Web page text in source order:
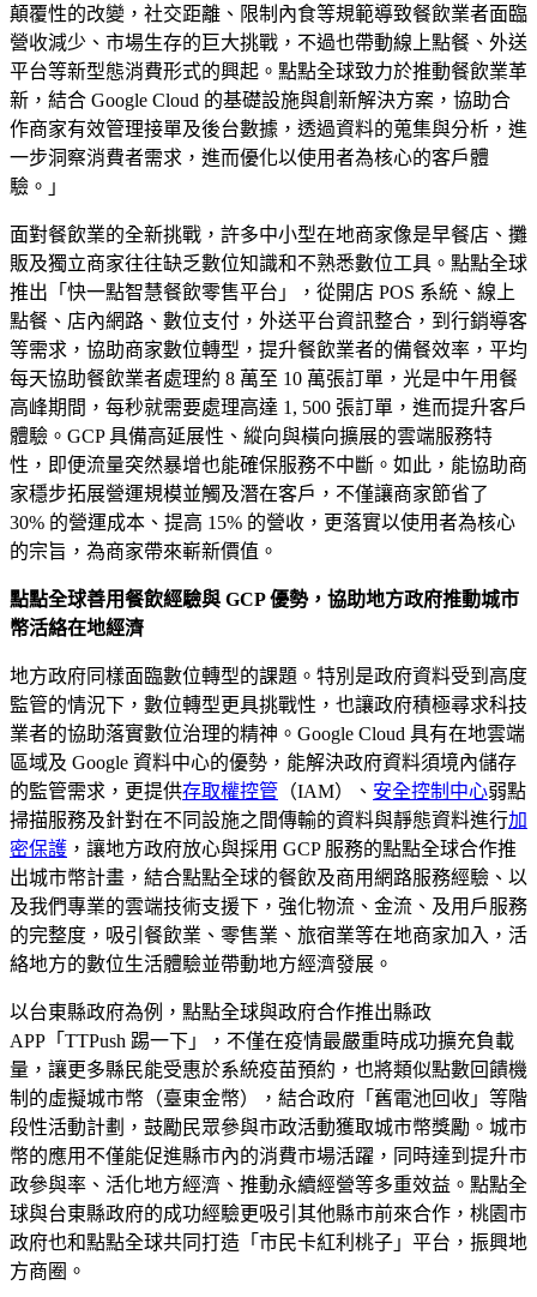
顛覆性的改變，社交距離、限制內食等規範導致餐飲業者面臨
營收減少、市場生存的巨大挑戰，不過也帶動線上點餐、外送
平台等新型態消費形式的興起。點點全球致力於推動餐飲業革
新，結合 Google Cloud 的基礎設施與創新解決方案，協助合
作商家有效管理接單及後台數據，透過資料的蒐集與分析，進
一步洞察消費者需求，進而優化以使用者為核心的客戶體
驗。」
面對餐飲業的全新挑戰，許多中小型在地商家像是早餐店、攤
販及獨立商家往往缺乏數位知識和不熟悉數位工具。點點全球
推出「快一點智慧餐飲零售平台」，從開店 POS 系統、線上
點餐、店內網路、數位支付，外送平台資訊整合，到行銷導客
等需求，協助商家數位轉型，提升餐飲業者的備餐效率，平均
每天協助餐飲業者處理約 8 萬至 10 萬張訂單，光是中午用餐
高峰期間，每秒就需要處理高達 1, 500 張訂單，進而提升客戶
體驗。GCP 具備高延展性、縱向與橫向擴展的雲端服務特
性，即便流量突然暴增也能確保服務不中斷。如此，能協助商
家穩步拓展營運規模並觸及潛在客戶，不僅讓商家節省了
30% 的營運成本、提高 15% 的營收，更落實以使用者為核心
的宗旨，為商家帶來嶄新價值。
點點全球善用餐飲經驗與 GCP 優勢，協助地方政府推動城市
幣活絡在地經濟
地方政府同樣面臨數位轉型的課題。特別是政府資料受到高度
監管的情況下，數位轉型更具挑戰性，也讓政府積極尋求科技
業者的協助落實數位治理的精神。Google Cloud 具有在地雲端
區域及 Google 資料中心的優勢，能解決政府資料須境內儲存
的監管需求，更提供存取權控管 （IAM）、 安全控制中心弱點
掃描服務及針對在不同設施之間傳輸的資料與靜態資料進行加
密保護 ，讓地方政府放心與採用 GCP 服務的點點全球合作推
出城市幣計畫，結合點點全球的餐飲及商用網路服務經驗、以
及我們專業的雲端技術支援下，強化物流、金流、及用戶服務
的完整度，吸引餐飲業、零售業、旅宿業等在地商家加入，活
絡地方的數位生活體驗並帶動地方經濟發展。
以台東縣政府為例，點點全球與政府合作推出縣政
APP「TTPush 踢一下」，不僅在疫情最嚴重時成功擴充負載
量，讓更多縣民能受惠於系統疫苗預約，也將類似點數回饋機
制的虛擬城市幣（臺東金幣），結合政府「舊電池回收」等階
段性活動計劃，鼓勵民眾參與市政活動獲取城市幣獎勵。城市
幣的應用不僅能促進縣市內的消費市場活躍，同時達到提升市
政參與率、活化地方經濟、推動永續經營等多重效益。點點全
球與台東縣政府的成功經驗更吸引其他縣市前來合作，桃園市
政府也和點點全球共同打造「市民卡紅利桃子」平台，振興地
方商圈。